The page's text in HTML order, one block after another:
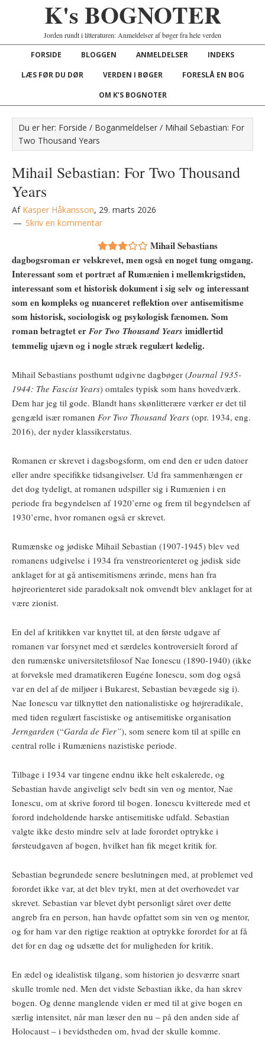
K's BOGNOTER
Jorden rundt i litteraturen: Anmeldelser af bøger fra hele verden
FORSIDE BLOGGEN ANMELDELSER
INDEKS
LÆS FØR DU DØR
VERDEN I BØGER
FORESLÅ EN BOG
OM K’S BOGNOTER
Du er her: Forside / Boganmeldelser / Mihail Sebastian: For
Two Thousand Years
Mihail Sebastian: For Two Thousand
Years
Af Kasper Håkansson, 29. marts 2026
Skriv en kommentar
Mihail Sebastians
dagbogsroman er velskrevet, men også en noget tung omgang.
Interessant som et portræt af Rumænien i mellemkrigstiden,
interessant som et historisk dokument i sig selv og interessant
som en kompleks og nuanceret reflektion over antisemitisme
som historisk, sociologisk og psykologisk fænomen. Som
roman betragtet erFor Two Thousand Years imidlertid
temmelig ujævn og i nogle stræk regulært kedelig.
Mihail Sebastians posthumt udgivne dagbøger (Journal 1935-
1944: The Fascist Years) omtales typisk som hans hovedværk.
Dem har jeg til gode. Blandt hans skønlitterære værker er det til
gengæld især romanen For Two Thousand Years (opr. 1934, eng.
2016), der nyder klassikerstatus.
Romanen er skrevet i dagsbogsform, om end den er uden datoer
eller andre specifikke tidsangivelser. Ud fra sammenhængen er
det dog tydeligt, at romanen udspiller sig i Rumænien i en
periode fra begyndelsen af 1920’erne og frem til begyndelsen af
1930’erne, hvor romanen også er skrevet.
Rumænske og jødiske Mihail Sebastian (1907-1945) blev ved
romanens udgivelse i 1934 fra venstreorienteret og jødisk side
anklaget for at gå antisemitismens ærinde, mens han fra
højreorienteret side paradoksalt nok omvendt blev anklaget for at
være zionist.
En del af kritikken var knyttet til, at den første udgave af
romanen var forsynet med et særdeles kontroversielt forord af
den rumænske universitetsfilosof Nae Ionescu (1890-1940) (ikke
at forveksle med dramatikeren Eugéne Ionescu, som dog også
var en del af de miljøer i Bukarest, Sebastian bevægede sig i).
Nae Ionescu var tilknyttet den nationalistiske og højreradikale,
med tiden regulært fascistiske og antisemitiske organisation
Jerngarden (“Garda de Fier”), som senere kom til at spille en
central rolle i Rumæniens nazistiske periode.
Tilbage i 1934 var tingene endnu ikke helt eskalerede, og
Sebastian havde angiveligt selv bedt sin ven og mentor, Nae
Ionescu, om at skrive forord til bogen. Ionescu kvitterede med et
forord indeholdende harske antisemitiske udfald. Sebastian
valgte ikke desto mindre selv at lade forordet optrykke i
førsteudgaven af bogen, hvilket han fik meget kritik for.
Sebastian begrundede senere beslutningen med, at problemet ved
forordet ikke var, at det blev trykt, men at det overhovedet var
skrevet. Sebastian var blevet dybt personligt såret over dette
angreb fra en person, han havde opfattet som sin ven og mentor,
og for ham var den rigtige reaktion at optrykke forordet for at få
det for en dag og udsætte det for muligheden for kritik.
En ædel og idealistisk tilgang, som historien jo desværre snart
skulle tromle ned. Men det vidste Sebastian ikke, da han skrev
bogen. Og denne manglende viden er med til at give bogen en
særlig intensitet, når man læser den nu – på den anden side af
Holocaust – i bevidstheden om, hvad der skulle komme.